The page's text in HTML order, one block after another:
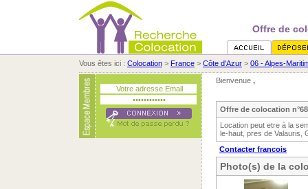
Offre de
Vous êtes ici : Colocation > France > Côte d'Azur > 06 - Alpes-
Bienvenue ,
Offre de colocation
Location peut etre à la
le-haut, pres de Valauris,
Contacter francois
Photo(s) de la